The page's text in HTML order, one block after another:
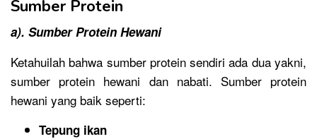
Sumber Protein
a). Sumber Protein Hewani
Ketahuilah bahwa sumber protein sendiri ada dua yakni,
sumber protein hewani dan nabati. Sumber protein
hewani yang baik seperti:
Tepung ikan